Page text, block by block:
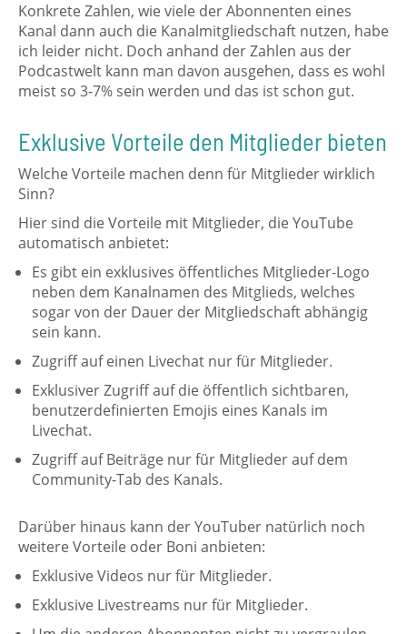
Konkrete Zahlen, wie viele der Abonnenten eines
Kanal dann auch die Kanalmitgliedschaft nutzen, habe
ich leider nicht. Doch anhand der Zahlen aus der
Podcastwelt kann man davon ausgehen, dass es wohl
meist so 3-7% sein werden und das ist schon gut.
Exklusive Vorteile den Mitglieder bieten
Welche Vorteile machen denn für Mitglieder wirklich
Sinn?
Hier sind die Vorteile mit Mitglieder, die YouTube
automatisch anbietet:
Es gibt ein exklusives öffentliches Mitglieder-Logo
neben dem Kanalnamen des Mitglieds, welches
sogar von der Dauer der Mitgliedschaft abhängig
sein kann.
Zugriff auf einen Livechat nur für Mitglieder.
Exklusiver Zugriff auf die öffentlich sichtbaren,
benutzerdefinierten Emojis eines Kanals im
Livechat.
Zugriff auf Beiträge nur für Mitglieder auf dem
Community-Tab des Kanals.
Darüber hinaus kann der YouTuber natürlich noch
weitere Vorteile oder Boni anbieten:
Exklusive Videos nur für Mitglieder.
Exklusive Livestreams nur für Mitglieder.